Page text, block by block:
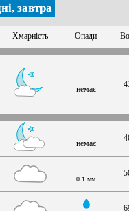
завтра
Хмарність Опади
немає
немає
0.1 мм